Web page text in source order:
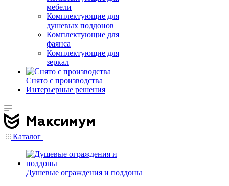
мебели
Комплектующие для
душевых поддонов
Комплектующие для
фаянса
Комплектующие для
зеркал
Снято с производства
Интерьерные решения
Каталог
Душевые ограждения и поддоны